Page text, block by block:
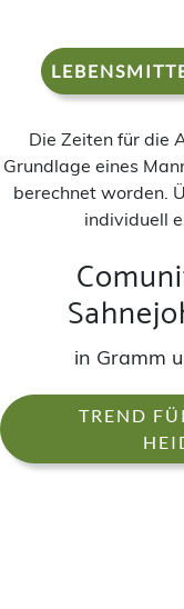
Die Zeiten für die
Grundlage eines
berechnet worden.
individuell
in Gramm
TREND